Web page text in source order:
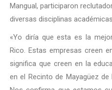
Mangual, participaron
diversas disciplinas académicas.
«Yo diría que esta es la
Rico. Estas empresas creen
significa que creen en la
en el Recinto de Mayagüez de